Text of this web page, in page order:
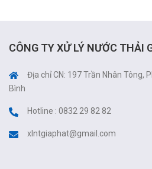
CÔNG TY XỬ LÝ NƯỚC THẢI
Địa chỉ CN: 197 Trần Nhân Tông,
Bình
Hotline : 0832 29 82 82
xlntgiaphat@gmail.com